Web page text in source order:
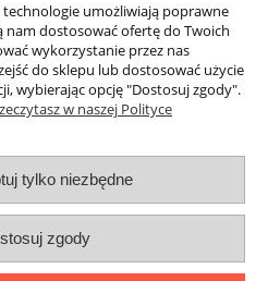
Pomoc
konto
O nas
umożliwiają poprawne
nam dostosować ofertę do Twoich
wykorzystanie przez nas
do sklepu lub dostosować użycie
wybierając opcję "Dostosuj zgody".
w naszej Polityce
tylko niezbędne
zgody